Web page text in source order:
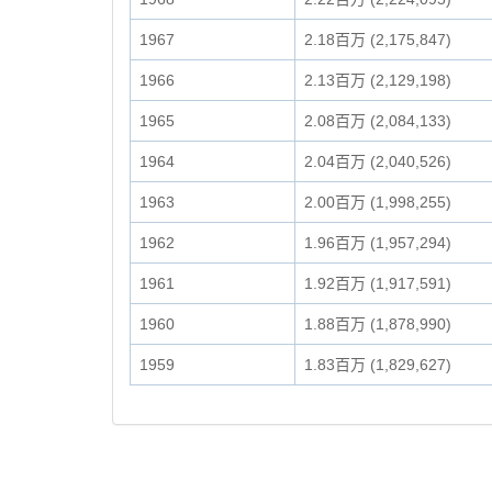
1967 2.18百万 (2,175,847)
1966 2.13百万 (2,129,198)
1965 2.08百万 (2,084,133)
1964 2.04百万 (2,040,526)
1963 2.00百万 (1,998,255)
1962 1.96百万 (1,957,294)
1961 1.92百万 (1,917,591)
1960 1.88百万 (1,878,990)
1959 1.83百万 (1,829,627)